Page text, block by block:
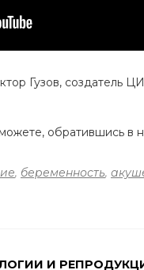
Гузов, создатель
обратившись
, беременность,
И